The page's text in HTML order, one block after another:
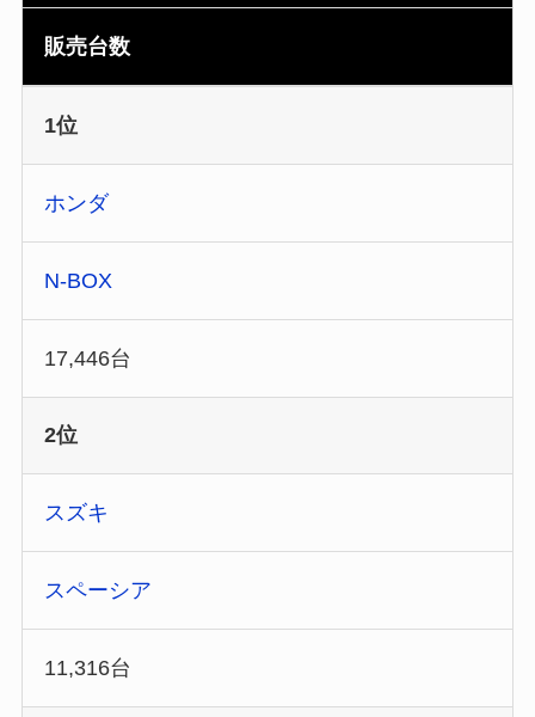
販売台数
1位
ホンダ
N-BOX
17,446台
2位
スズキ
スペーシア
11,316台